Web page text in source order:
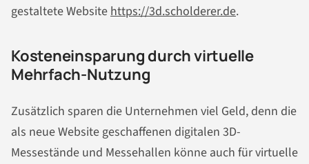
gestaltete Website https://3d.scholderer.de.
Kosteneinsparung durch virtuelle
Mehrfach-Nutzung
Zusätzlich sparen die Unternehmen viel Geld, denn die
als neue Website geschaffenen digitalen 3D-
Messestände und Messehallen könne auch für virtuelle